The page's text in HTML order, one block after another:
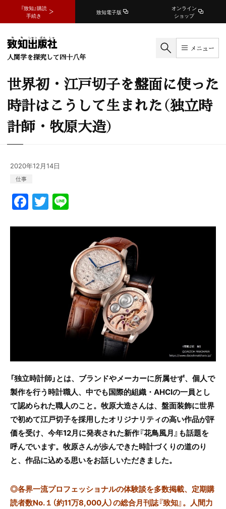
『致知』購読
手続き
致知電子版
オンライン
ショップ
人間学を探究して四十八年
メニュー
世界初・江戸切子を盤面に使った
時計はこうして生まれた（独立時
計師・牧原大造）
2020年12月14日
仕事
F
a
c
T
w
itte
「独立時計師」とは、ブランドやメーカーに所属せず、個人で
製作を行う時計職人、中でも国際的組織・AHCIの一員とし
て認められた職人のこと。牧原大造さんは、盤面装飾に世界
で初めて江戸切子を採用したオリジナリティの高い作品が評
価を受け、今年12月に発表された新作『花鳥風月』も話題を
呼んでいます。牧原さんが歩んできた時計づくりの道のり
と、作品に込める思いをお話しいただきました。
◎各界一流プロフェッショナルの体験談を多数掲載、定期購
読者数No.１（約11万8,000人）の総合月刊誌『致知』。人間力